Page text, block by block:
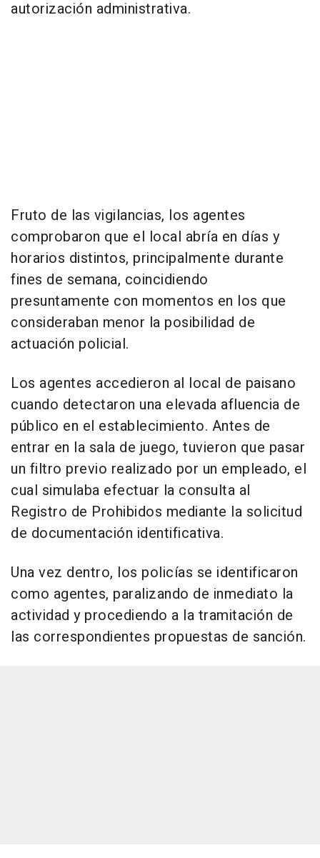
autorización administrativa.
Fruto de las vigilancias, los agentes
comprobaron que el local abría en días y
horarios distintos, principalmente durante
fines de semana, coincidiendo
presuntamente con momentos en los que
consideraban menor la posibilidad de
actuación policial.
Los agentes accedieron al local de paisano
cuando detectaron una elevada afluencia de
público en el establecimiento. Antes de
entrar en la sala de juego, tuvieron que pasar
un filtro previo realizado por un empleado, el
cual simulaba efectuar la consulta al
Registro de Prohibidos mediante la solicitud
de documentación identificativa.
Una vez dentro, los policías se identificaron
como agentes, paralizando de inmediato la
actividad y procediendo a la tramitación de
las correspondientes propuestas de sanción.